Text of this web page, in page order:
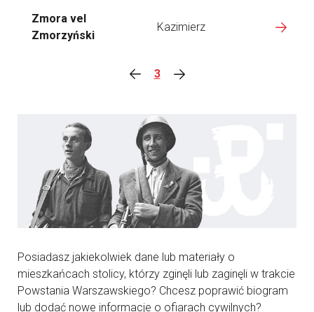
Zmora vel
Zmorzyński
Kazimierz
3
Posiadasz jakiekolwiek dane lub materiały o
mieszkańcach stolicy, którzy zginęli lub zaginęli w trakcie
Powstania Warszawskiego? Chcesz poprawić biogram
lub dodać nowe informacje o ofiarach cywilnych?